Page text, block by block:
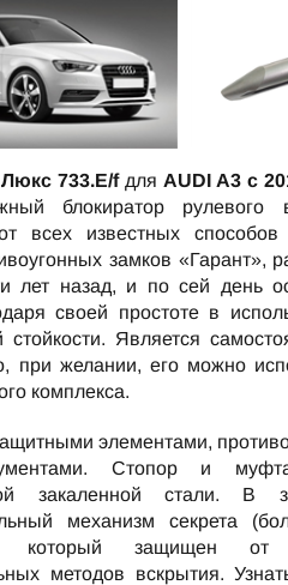
733.E/fдля AUDI A3 c
блокиратор рулевого
всех известных
замков «Гарант»,
лет назад, и по сей день
своей простоте в
стойкости. Является
при желании, его можно
комплекса.
элементами,
Стопор и
закаленной стали. В
механизм секрета
который защищен
методов вскрытия.